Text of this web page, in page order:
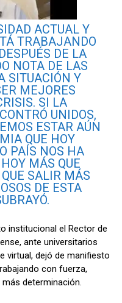
ACTUAL Y
TRABAJANDO
DE LA
NOTA DE LAS
SITUACIÓN Y
MEJORES
SI LA
UNIDOS,
ESTAR AÚN
QUE HOY
PAÍS NOS HA
MÁS QUE
SALIR MÁS
DE ESTA
institucional el Rector de
ante universitarios
virtual, dejó de manifiesto
con fuerza,
determinación.